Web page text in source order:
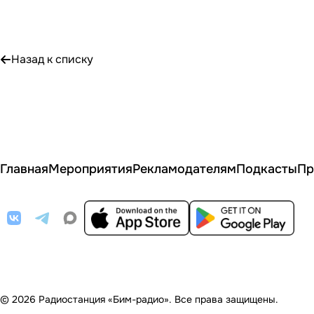
Назад к списку
ГлавнаяМероприятияРекламодателямПодкасты
© 2026 Радиостанция «Бим-радио». Все права защищены.